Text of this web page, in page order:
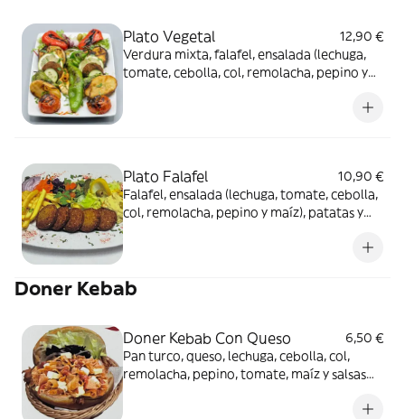
Plato Vegetal
12,90 €
Verdura mixta, falafel, ensalada (lechuga,
tomate, cebolla, col, remolacha, pepino y
Plato Falafel
10,90 €
Falafel, ensalada (lechuga, tomate, cebolla,
col, remolacha, pepino y maíz), patatas y
Doner Kebab
Doner Kebab Con Queso
6,50 €
Pan turco, queso, lechuga, cebolla, col,
remolacha, pepino, tomate, maíz y salsas